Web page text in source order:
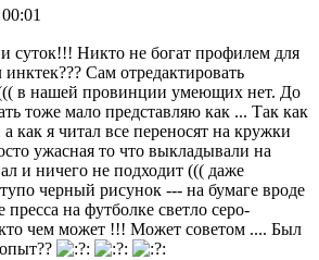
суток!!! Никто не богат профилем для
Сам отредактировать
в нашей провинции умеющих нет. До
тоже мало представляю как ... Так как
как я читал все переносят на кружки
ужасная то что выкладывали на
и ничего не подходит ((( даже
черный рисунок --- на бумаге вроде
на футболке светло серо-
чем может !!! Может советом .... Был